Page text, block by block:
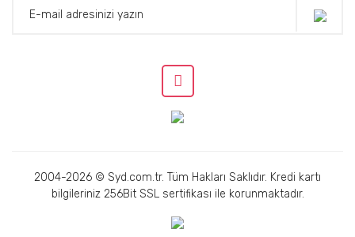
2004-2026 © Syd.com.tr. Tüm Hakları Saklıdır. Kredi kartı
bilgileriniz 256Bit SSL sertifikası ile korunmaktadır.